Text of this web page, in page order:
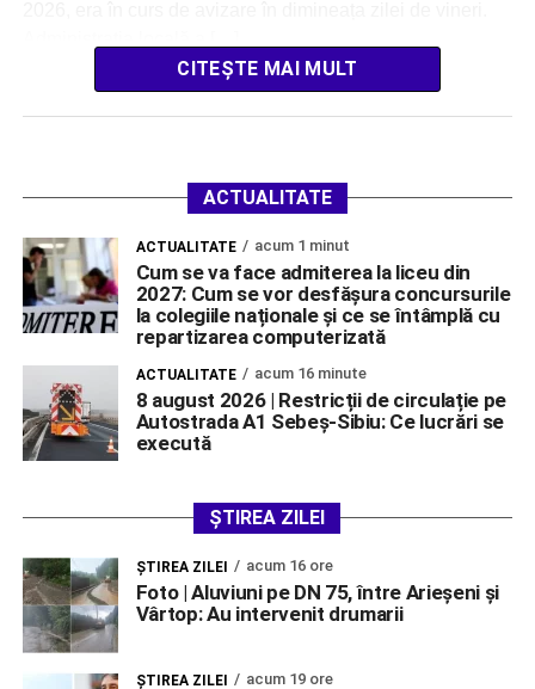
CITEȘTE MAI MULT
ACTUALITATE
ACTUALITATE acum 1 minut
Cum se va face admiterea la liceu din
2027: Cum se vor desfășura concursurile
la colegiile naționale și ce se întâmplă cu
repartizarea computerizată
ACTUALITATE acum 16 minute
8 august 2026 | Restricții de circulație pe
Autostrada A1 Sebeș-Sibiu: Ce lucrări se
execută
ȘTIREA ZILEI
ŞTIREA ZILEI acum 16 ore
Foto | Aluviuni pe DN 75, între Arieșeni și
Vârtop: Au intervenit drumarii
ŞTIREA ZILEI acum 19 ore